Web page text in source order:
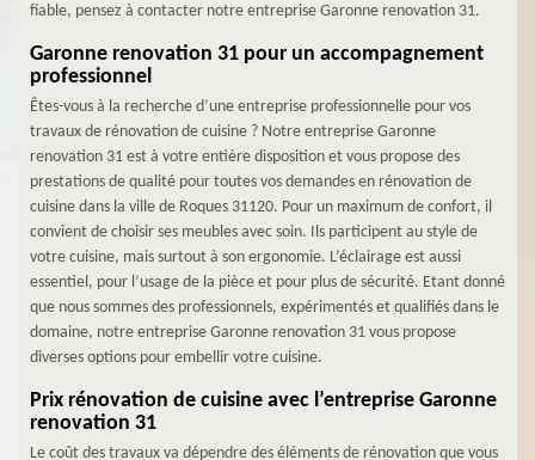
fiable, pensez à contacter notre entreprise Garonne renovation 31.
Garonne renovation 31 pour un accompagnement
professionnel
Êtes-vous à la recherche d’une entreprise professionnelle pour vos
travaux de rénovation de cuisine ? Notre entreprise Garonne
renovation 31 est à votre entière disposition et vous propose des
prestations de qualité pour toutes vos demandes en rénovation de
cuisine dans la ville de Roques 31120. Pour un maximum de confort, il
convient de choisir ses meubles avec soin. Ils participent au style de
votre cuisine, mais surtout à son ergonomie. L’éclairage est aussi
essentiel, pour l’usage de la pièce et pour plus de sécurité. Etant donné
que nous sommes des professionnels, expérimentés et qualifiés dans le
domaine, notre entreprise Garonne renovation 31 vous propose
diverses options pour embellir votre cuisine.
Prix rénovation de cuisine avec l’entreprise Garonne
renovation 31
Le coût des travaux va dépendre des éléments de rénovation que vous